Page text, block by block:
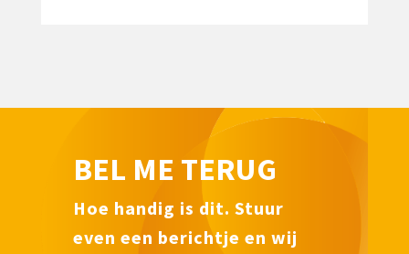
BEL ME TERUG
Hoe handig is dit. Stuur
even een berichtje en wij